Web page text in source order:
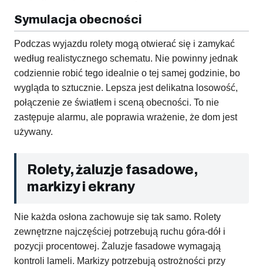
Symulacja obecności
Podczas wyjazdu rolety mogą otwierać się i zamykać
według realistycznego schematu. Nie powinny jednak
codziennie robić tego idealnie o tej samej godzinie, bo
wygląda to sztucznie. Lepsza jest delikatna losowość,
połączenie ze światłem i sceną obecności. To nie
zastępuje alarmu, ale poprawia wrażenie, że dom jest
używany.
Rolety, żaluzje fasadowe,
markizy i ekrany
Nie każda osłona zachowuje się tak samo. Rolety
zewnętrzne najczęściej potrzebują ruchu góra-dół i
pozycji procentowej. Żaluzje fasadowe wymagają
kontroli lameli. Markizy potrzebują ostrożności przy